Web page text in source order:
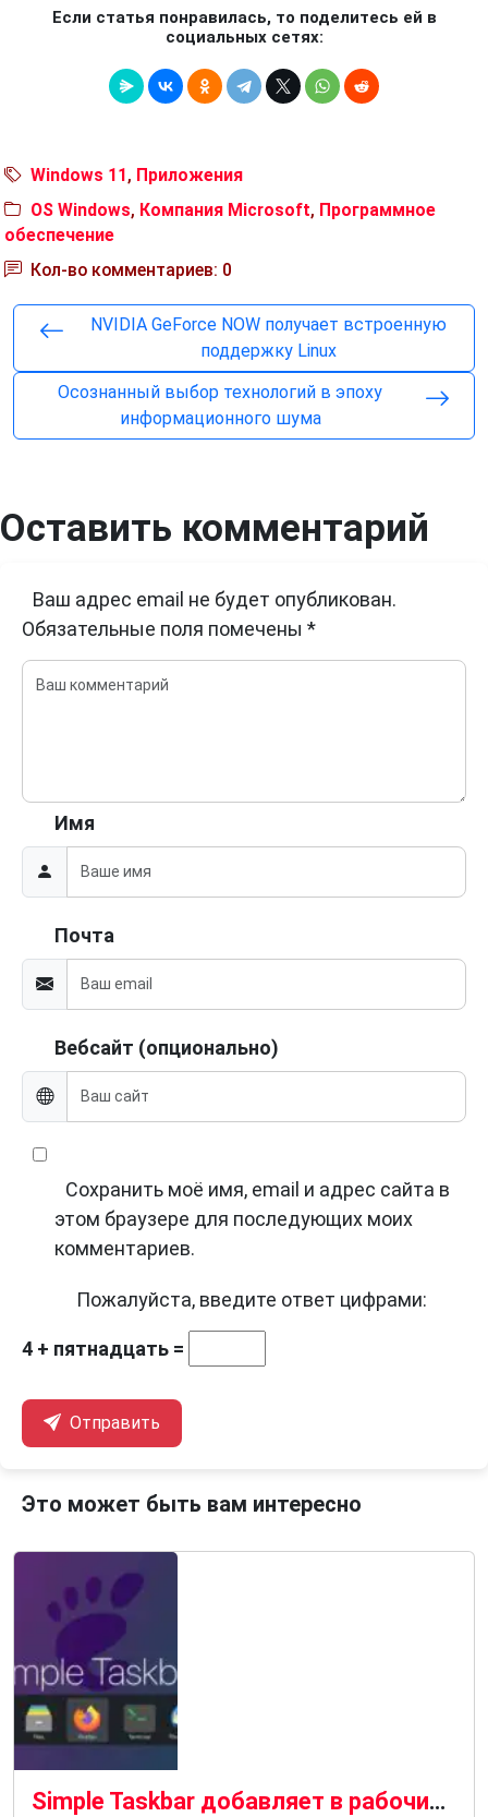
Если статья понравилась, то поделитесь ей в
социальных сетях:
Windows 11 , Приложения
OS Windows, Компания Microsoft, Программное
обеспечение
Кол-во комментариев: 0
NVIDIA GeForce NOW получает встроенную
поддержку Linux
Осознанный выбор технологий в эпоху
информационного шума
Оставить комментарий
Ваш адрес email не будет опубликован.
Обязательные поля помечены *
Имя
Почта
Вебсайт (опционально)
Сохранить моё имя, email и адрес сайта в
этом браузере для последующих моих
комментариев.
Пожалуйста, введите ответ цифрами:
4 + пятнадцать =
Отправить
Это может быть вам интересно
Simple Taskbar добавляет в рабочий стол GNOME панель задач, похожую на ту, что используется в Windows 11.